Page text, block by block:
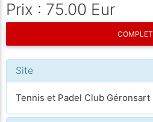
Prix : 75.00 Eur
COMPLET
Site
Tennis et Padel Club Géronsart